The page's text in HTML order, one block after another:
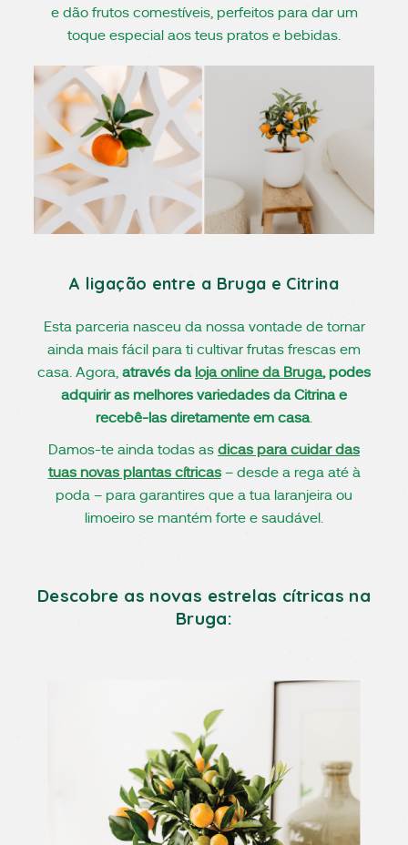
e dão frutos comestíveis, perfeitos para dar um
toque especial aos teus pratos e bebidas.
A ligação entre a Bruga e Citrina
Esta parceria nasceu da nossa vontade de tornar
ainda mais fácil para ti cultivar frutas frescas em
casa. Agora, através da loja online da Bruga, podes
adquirir as melhores variedades da Citrina e
recebê-las diretamente em casa.
Damos-te ainda todas as dicas para cuidar das
tuas novas plantas cítricas– desde a rega até à
poda – para garantires que a tua laranjeira ou
limoeiro se mantém forte e saudável.
Descobre as novas estrelas cítricas na
Bruga: